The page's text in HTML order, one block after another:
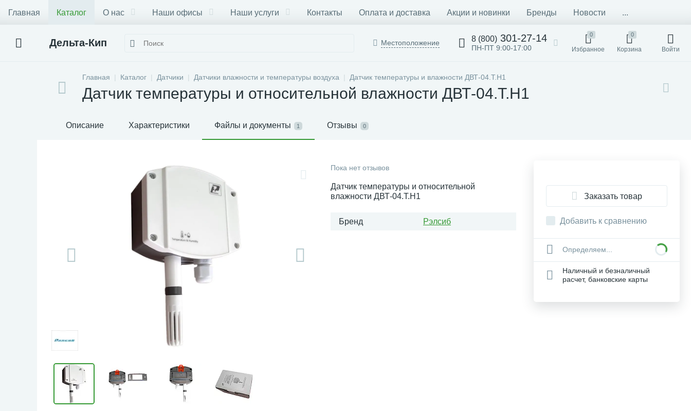
Главная Каталог О нас Наши офисы Наши услуги Контакты Оплата и доставка Акции и новинки Бренды Новости ...
Дельта-Кип Местоположение 8 (800) 301-27-14
ПН-ПТ 9:00-17:00
0
Избранное
0
Корзина Войти
Главная Каталог Датчики Датчики влажности и температуры воздуха Датчик температуры и влажности ДВТ-04.Т.Н1
Датчик температуры и относительной влажности ДВТ-04.Т.Н1
Описание Характеристики Файлы и документы 1 Отзывы 0
Пока нет отзывов
Датчик температуры и относительной
влажности ДВТ-04.Т.Н1
Бренд Рэлсиб
Заказать товар
Добавить к сравнению
Определяем...
Наличный и безналичный
расчет, банковские карты